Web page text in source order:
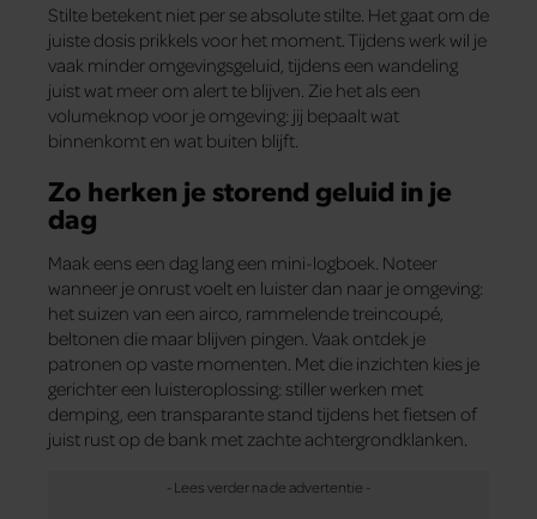
Stilte betekent niet per se absolute stilte. Het gaat om de
juiste dosis prikkels voor het moment. Tijdens werk wil je
vaak minder omgevingsgeluid, tijdens een wandeling
juist wat meer om alert te blijven. Zie het als een
volumeknop voor je omgeving: jij bepaalt wat
binnenkomt en wat buiten blijft.
Zo herken je storend geluid in je
dag
Maak eens een dag lang een mini-logboek. Noteer
wanneer je onrust voelt en luister dan naar je omgeving:
het suizen van een airco, rammelende treincoupé,
beltonen die maar blijven pingen. Vaak ontdek je
patronen op vaste momenten. Met die inzichten kies je
gerichter een luisteroplossing: stiller werken met
demping, een transparante stand tijdens het fietsen of
juist rust op de bank met zachte achtergrondklanken.